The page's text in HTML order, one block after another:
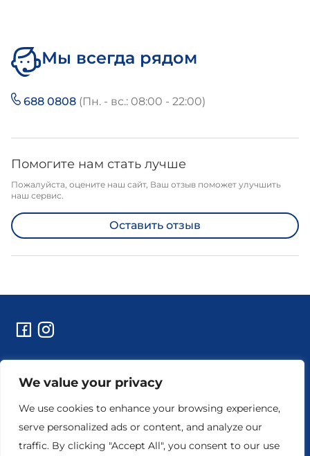
We value your privacy
We use cookies to enhance your browsing experience,
serve personalized ads or content, and analyze our
traffic. By clicking "Accept All", you consent to our use
Мы всегда рядом
688 0808 (Пн. - вс.: 08:00 - 22:00)
Помогите нам стать лучше
Пожалуйста, оцените наш сайт, Ваш отзыв поможет улучшить
наш сервис.
Оставить отзыв
Технические работы и уведомления
Реквизиты предприятия